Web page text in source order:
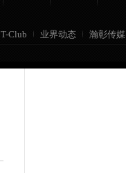
T-Club 业界动态 瀚彰传媒